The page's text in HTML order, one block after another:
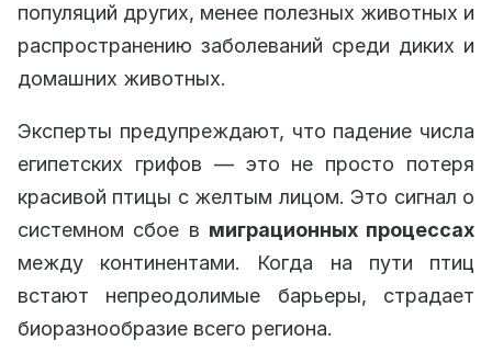
популяций других, менее полезных животных и
распространению заболеваний среди диких и
домашних животных.
Эксперты предупреждают, что падение числа
египетских грифов — это не просто потеря
красивой птицы с желтым лицом. Это сигнал о
системном сбое в миграционных процессах
между континентами. Когда на пути птиц
встают непреодолимые барьеры, страдает
биоразнообразие всего региона.